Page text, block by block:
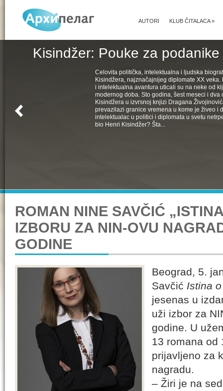
KLUB ČITALACA»
AUTORI
Kisindžer: Pouke za
Celovita politička, intelektualna i ljudska
Kisindžera, najznačajnijeg diplomate XX
i intelektualna avantura uticali su na neke od
modernog doba. Sto godina, šest meseci i dva
Kisindžera u izvrsnoj knjizi Dragana
prevazilazi granice vremena u kome je živeo i
intelektualac u politici i diplomata u svetu
bio Henri Kisindžer? Šta...
ROMAN NINE SAVČIĆ
IZBORU ZA NIN-OVU
GODINE
Beograd, 5.
Savčić Istina
jesenas u
uži izbor za
godine. U
13 romana od
prijavljeno za
nagradu.
– Žiri je na